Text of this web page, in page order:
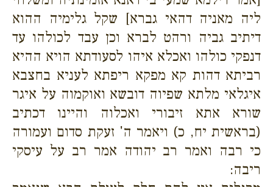
ליה מאניה דהאי גברא] שקל גלימיה ההוא
דיתיב גביה ורהט לברא וכן עבד לכולהו עד
דנפקי כולהו ואכלא איהו לסעודתא הויא ההיא
רביתא דהות קא מפקא ריפתא לעניא בחצבא
איגלאי מלתא שפיוה דובשא ואוקמוה על איגר
שורא אתא זיבורי ואכלוה והיינו דכתיב
(בראשית יח, כ) ויאמר ה' זעקת סדום ועמורה
כי רבה ואמר רב יהודה אמר רב על עיסקי
ריבה: